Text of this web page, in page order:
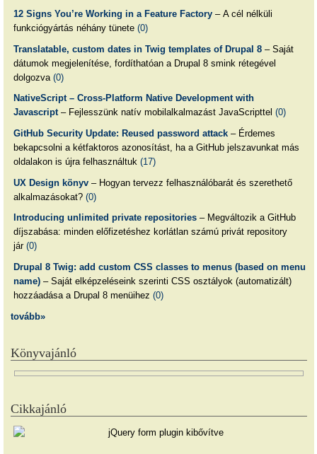
12 Signs You’re Working in a Feature Factory– A cél nélküli
funkciógyártás néhány tünete (0)
Translatable, custom dates in Twig templates of Drupal 8– Saját
dátumok megjelenítése, fordíthatóan a Drupal 8 smink rétegével
dolgozva (0)
NativeScript – Cross-Platform Native Development with
Javascript– Fejlesszünk natív mobilalkalmazást JavaScripttel (0)
GitHub Security Update: Reused password attack– Érdemes
bekapcsolni a kétfaktoros azonosítást, ha a GitHub jelszavunkat más
oldalakon is újra felhasználtuk (17)
UX Design könyv– Hogyan tervezz felhasználóbarát és szerethető
alkalmazásokat? (0)
Introducing unlimited private repositories– Megváltozik a GitHub
díjszabása: minden előfizetéshez korlátlan számú privát repository
jár (0)
Drupal 8 Twig: add custom CSS classes to menus (based on menu
name)– Saját elképzeléseink szerinti CSS osztályok (automatizált)
hozzáadása a Drupal 8 menüihez (0)
tovább»
Könyvajánló
Cikkajánló